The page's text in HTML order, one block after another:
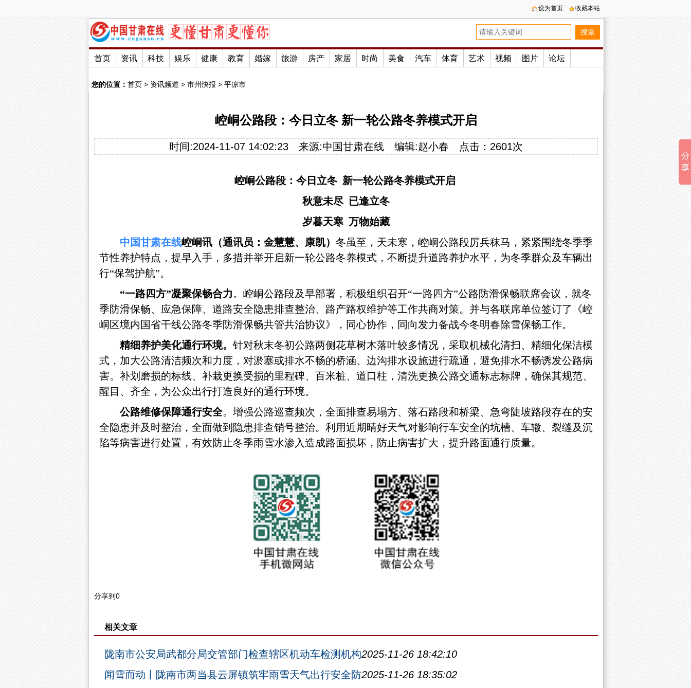
设为首页 收藏本站
首页 资讯 科技 娱乐 健康 教育 婚嫁 旅游 房产 家居 时尚 美食 汽车 体育 艺术 视频 图片 论坛
您的位置： 首页 > 资讯频道 > 市州快报 > 平凉市
崆峒公路段：今日立冬 新一轮公路冬养模式开启
时间:2024-11-07 14:02:23 来源:中国甘肃在线 编辑:赵小春 点击： 2601次
崆峒公路段： 今日立冬 新一轮公路冬养模式开启
秋意未尽 已逢立冬
岁暮天寒 万物始藏
中国甘肃在线崆峒讯（通讯员：金慧慧、康凯） 冬虽至，天未寒，崆峒公路段厉兵秣马，紧紧围绕冬季季
节性养护特点，提早入手，多措并举开启新一轮公路冬养模式，不断提升道路养护水平，为冬季群众及车辆出
行“保驾护航”。
“一路四方”凝聚保畅合力。崆峒公路段及早部署，积极组织召开“一路四方”公路防滑保畅联席会议，就冬
季防滑保畅、应急保障、道路安全隐患排查整治、路产路权维护等工作共商对策。并与各联席单位签订了《崆
峒区境内国省干线公路冬季防滑保畅共管共治协议》，同心协作，同向发力备战今冬明春除雪保畅工作。
精细养护美化通行环境。 针对秋末冬初公路两侧花草树木落叶较多情况，采取机械化清扫、精细化保洁模
式，加大公路清洁频次和力度，对淤塞或排水不畅的桥涵、边沟排水设施进行疏通，避免排水不畅诱发公路病
害。补划磨损的标线、补栽更换受损的里程碑、百米桩、道口柱，清洗更换公路交通标志标牌，确保其规范、
醒目、齐全，为公众出行打造良好的通行环境。
公路维修保障通行安全。增强公路巡查频次，全面排查易塌方、落石路段和桥梁、急弯陡坡路段存在的安
全隐患并及时整治，全面做到隐患排查销号整治。利用近期晴好天气对影响行车安全的坑槽、车辙、裂缝及沉
陷等病害进行处置，有效防止冬季雨雪水渗入造成路面损坏，防止病害扩大，提升路面通行质量。
分享到0
相关文章
陇南市公安局武都分局交管部门检查辖区机动车检测机构2025-11-26 18:42:10
闻雪而动丨陇南市两当县云屏镇筑牢雨雪天气出行安全防2025-11-26 18:35:02